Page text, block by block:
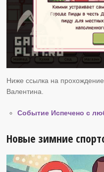
Ниже ссылка на
Валентина.
Событие Испечено с
Новые зимние